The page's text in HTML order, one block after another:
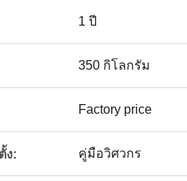
1 ปี
350 กิโลกรัม
Factory price
ง: คู่มือวิศวกร